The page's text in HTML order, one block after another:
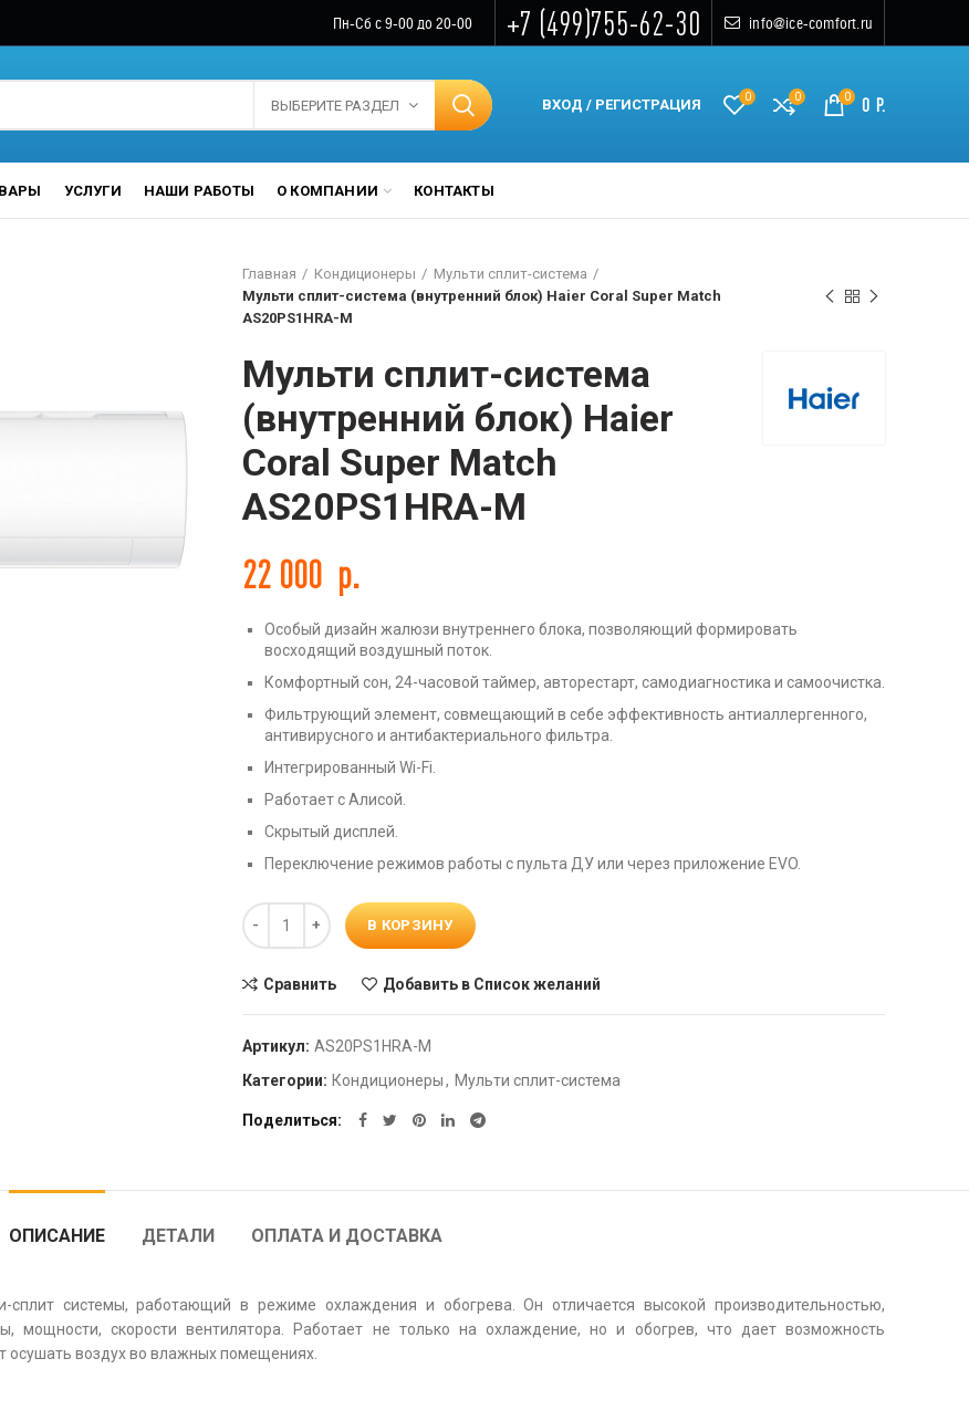
Пн-Сб с 9-00 до 20-00 +7 (499)755-62-30 info@ice-comfort.ru
ВЫБЕРИТЕ РАЗДЕЛ ВХОД / РЕГИСТРАЦИЯ 0 0 0 0 Р.
УСЛУГИ НАШИ РАБОТЫ О КОМПАНИИ КОНТАКТЫ
Главная Кондиционеры
Мульти сплит-система
Мульти сплит-система (внутренний блок) Haier Coral Super Match
AS20PS1HRA-M
Мульти сплит-система
(внутренний блок) Haier
Coral Super Match
AS20PS1HRA-M
22 000 р.
Особый дизайн жалюзи внутреннего блока, позволяющий формировать
восходящий воздушный поток.
Комфортный сон, 24-часовой таймер, авторестарт, самодиагностика и самоочистка.
Фильтрующий элемент, совмещающий в себе эффективность антиаллергенного,
антивирусного и антибактериального фильтра.
Интегрированный Wi-Fi.
Работает с Алисой.
Скрытый дисплей.
Переключение режимов работы с пульта ДУ или через приложение EVO.
Количество
В КОРЗИНУ
Сравнить Добавить в Список желаний
Артикул: AS20PS1HRA-M
Категории: Кондиционеры, Мульти сплит-система
Поделиться
ОПИСАНИЕ ДЕТАЛИ ОПЛАТА И ДОСТАВКА
системы, работающий в режиме охлаждения и обогрева. Он отличается высокой производительностью,
мощности, скорости вентилятора. Работает не только на охлаждение, но и обогрев, что дает возможность
осушать воздух во влажных помещениях.